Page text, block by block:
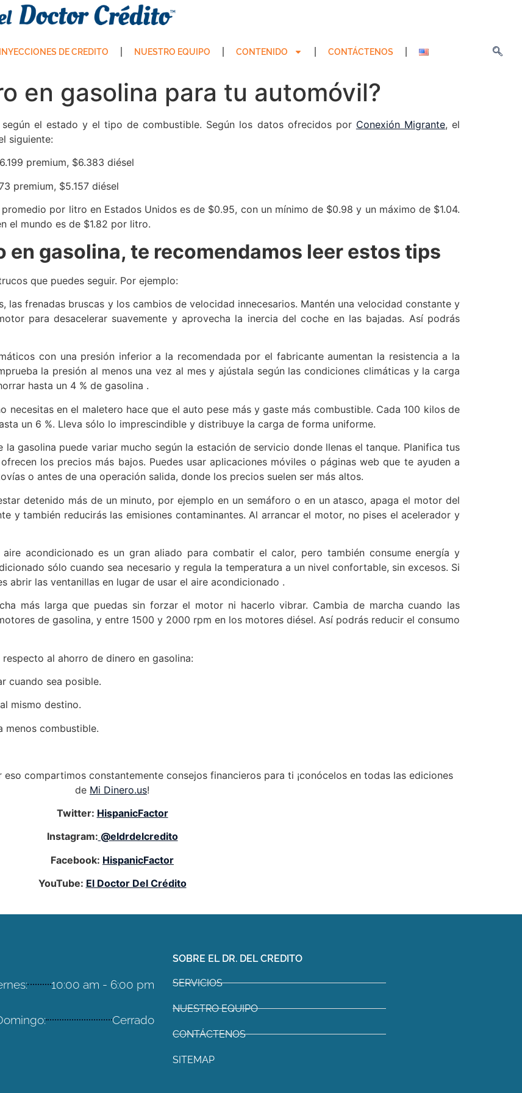
INYECCIONES DE CREDITO NUESTRO EQUIPO CONTENIDO CONTÁCTENOS
en gasolina para tu automóvil?
el estado y el tipo de combustible. Según los datos ofrecidos por Conexión Migrante, el
siguiente:
premium, $6.383 diésel
premium, $5.157 diésel
por litro en Estados Unidos es de $0.95, con un mínimo de $0.98 y un máximo de $1.04.
el mundo es de $1.82 por litro.
en gasolina, te recomendamos leer estos tips
que puedes seguir. Por ejemplo:
las frenadas bruscas y los cambios de velocidad innecesarios. Mantén una velocidad constante y
para desacelerar suavemente y aprovecha la inercia del coche en las bajadas. Así podrás
con una presión inferior a la recomendada por el fabricante aumentan la resistencia a la
la presión al menos una vez al mes y ajústala según las condiciones climáticas y la carga
hasta un 4 % de gasolina .
necesitas en el maletero hace que el auto pese más y gaste más combustible. Cada 100 kilos de
un 6 %. Lleva sólo lo imprescindible y distribuye la carga de forma uniforme.
la gasolina puede variar mucho según la estación de servicio donde llenas el tanque. Planifica tus
los precios más bajos. Puedes usar aplicaciones móviles o páginas web que te ayuden a
o antes de una operación salida, donde los precios suelen ser más altos.
detenido más de un minuto, por ejemplo en un semáforo o en un atasco, apaga el motor del
y también reducirás las emisiones contaminantes. Al arrancar el motor, no pises el acelerador y
aire acondicionado es un gran aliado para combatir el calor, pero también consume energía y
sólo cuando sea necesario y regula la temperatura a un nivel confortable, sin excesos. Si
abrir las ventanillas en lugar de usar el aire acondicionado .
más larga que puedas sin forzar el motor ni hacerlo vibrar. Cambia de marcha cuando las
de gasolina, y entre 1500 y 2000 rpm en los motores diésel. Así podrás reducir el consumo
al ahorro de dinero en gasolina:
cuando sea posible.
mismo destino.
menos combustible.
compartimos constantemente consejos financieros para ti ¡conócelos en todas las ediciones
de Mi Dinero.us!
Twitter: HispanicFactor
Instagram: @eldrdelcredito
Facebook: HispanicFactor
YouTube: El Doctor Del Crédito
10:00 am - 6:00 pm
Cerrado
SOBRE EL DR. DEL CREDITO
SERVICIOS
NUESTRO EQUIPO
CONTÁCTENOS
SITEMAP